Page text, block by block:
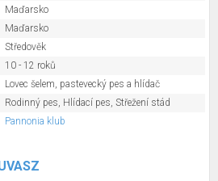
Maďarsko
Maďarsko
Středověk
10 - 12 roků
Lovec šelem, pastevecký pes a hlídač
Rodinný pes, Hlídací pes, Střežení stád
Pannonia klub